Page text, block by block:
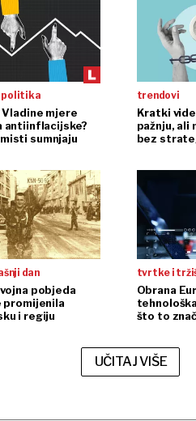
politika
Vladine mjere
antiinflacijske?
sumnjaju
trendovi
Kratki
pažnju, ali
bez
dan
pobjeda
promijenila
i regiju
tvrtke i
Obrana
što to
UČITAJ VIŠE